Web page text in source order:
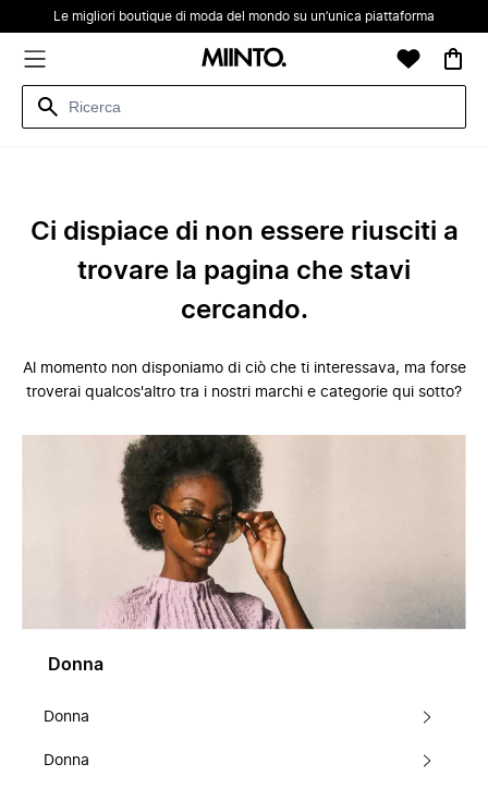
Le migliori boutique di moda del mondo su un’unica piattaforma
Ci dispiace di non essere riusciti a
trovare la pagina che stavi
cercando.
Al momento non disponiamo di ciò che ti interessava, ma forse
troverai qualcos'altro tra i nostri marchi e categorie qui sotto?
Donna
Donna
Donna